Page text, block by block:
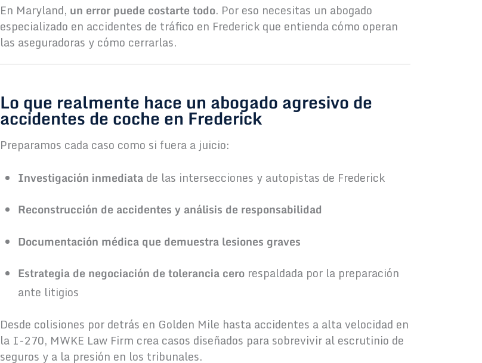
En Maryland, un error puede costarte todo. Por eso necesitas un abogado
especializado en accidentes de tráfico en Frederick que entienda cómo operan
las aseguradoras y cómo cerrarlas.
Lo que realmente hace un abogado agresivo de
accidentes de coche en Frederick
Preparamos cada caso como si fuera a juicio:
Investigación inmediata de las intersecciones y autopistas de Frederick
Reconstrucción de accidentes y análisis de responsabilidad
Documentación médica que demuestra lesiones graves
Estrategia de negociación de tolerancia cero respaldada por la preparación
ante litigios
Desde colisiones por detrás en Golden Mile hasta accidentes a alta velocidad en
la I-270, MWKE Law Firm crea casos diseñados para sobrevivir al escrutinio de
seguros y a la presión en los tribunales.